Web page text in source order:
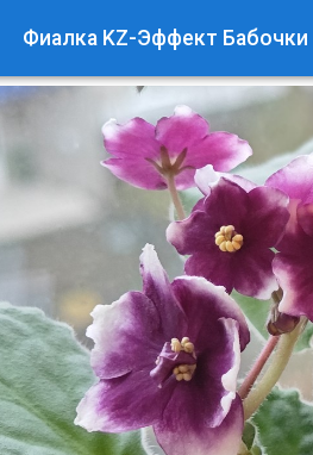
Фиалка KZ-Эффект Бабочки